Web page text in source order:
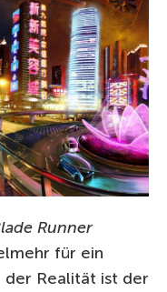
Runner
für ein
der Realität ist der